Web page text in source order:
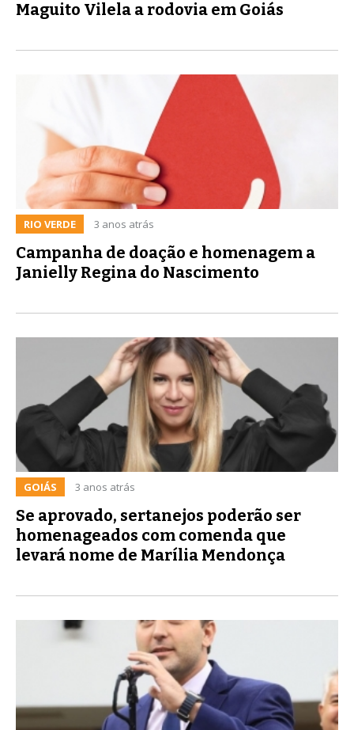
Maguito Vilela a rodovia em Goiás
RIO VERDE 3 anos atrás
Campanha de doação e homenagem a
Janielly Regina do Nascimento
GOIÁS 3 anos atrás
Se aprovado, sertanejos poderão ser
homenageados com comenda que
levará nome de Marília Mendonça